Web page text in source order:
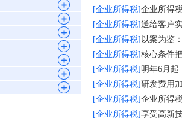
[企业所得税]企业所得
[企业所得税]送给客户
[企业所得税] 以案为鉴
[企业所得税]核心条件
[企业所得税] 明年6月
[企业所得税]研发费用
[企业所得税]企业所得
[企业所得税]享受高新